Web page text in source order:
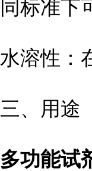
同标准下
水溶性：
三、用途
多功能试